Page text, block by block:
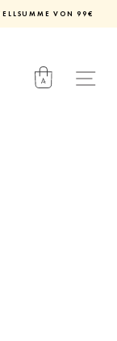
VON 99€